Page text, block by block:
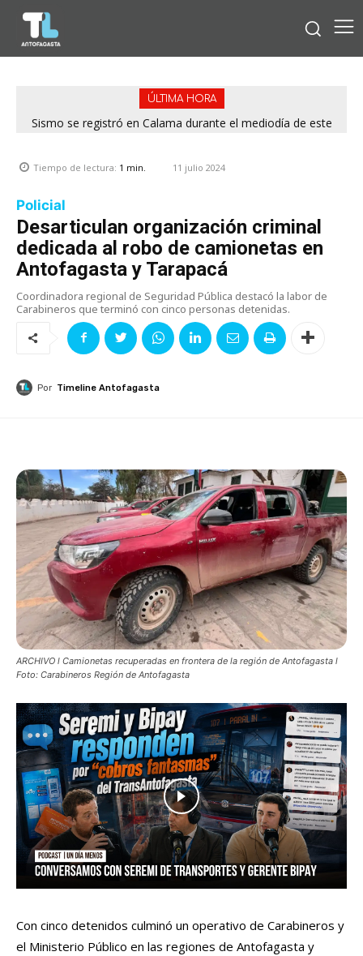
ÚLTIMA HORA
Sismo se registró en Calama durante el mediodía de este
Tiempo de lectura: 1 min. 11 julio 2024
Policial
Desarticulan organización criminal
dedicada al robo de camionetas en
Antofagasta y Tarapacá
Coordinadora regional de Seguridad Pública destacó la labor de
Carabineros que terminó con cinco personas detenidas.
Por Timeline Antofagasta
ARCHIVO l Camionetas recuperadas en frontera de la región de Antofagasta l
Foto: Carabineros Región de Antofagasta
Con cinco detenidos culminó un operativo de Carabineros y
el Ministerio Público en las regiones de Antofagasta y